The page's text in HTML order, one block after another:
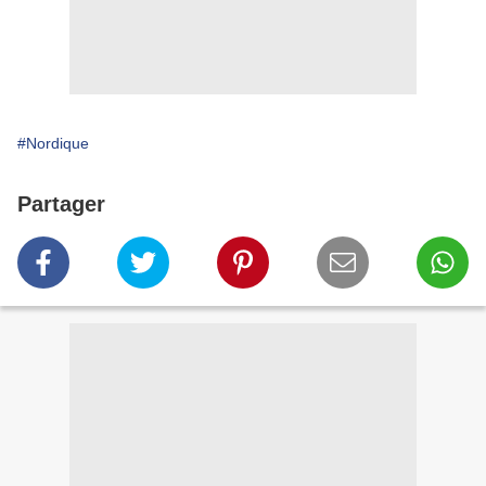
#Nordique
Partager